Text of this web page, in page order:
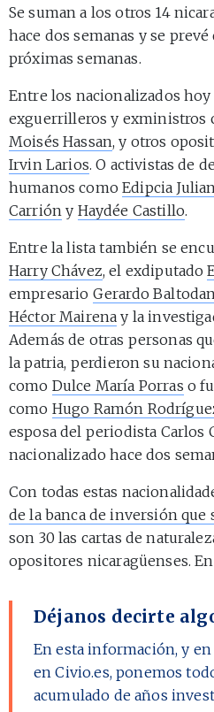
Se suman a los otros 14
hace dos semanas y se prevé
próximas semanas.
Entre los nacionalizados
exguerrilleros y exministros
Moisés Hassan, y otros
Irvin Larios. O activistas de
humanos comoEdipcia
Carrión y Haydée Castillo.
Entre la lista también se
Harry Chávez, el exdiputado
empresario Gerardo
Héctor Mairena y la
Además de otras personas
la patria, perdieron su
como Dulce María Porras o
como Hugo Ramón
esposa del periodista Carlos
nacionalizado hace dos
Con todas estas
de la banca de inversión que
son 30 las cartas de
opositores nicaragüenses.
Déjanos decirte
En esta información, y
en Civio.es, ponemos
acumulado de años